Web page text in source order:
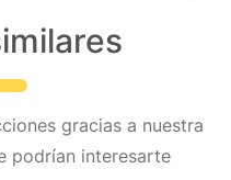
gracias a nuestra
podrían interesarte